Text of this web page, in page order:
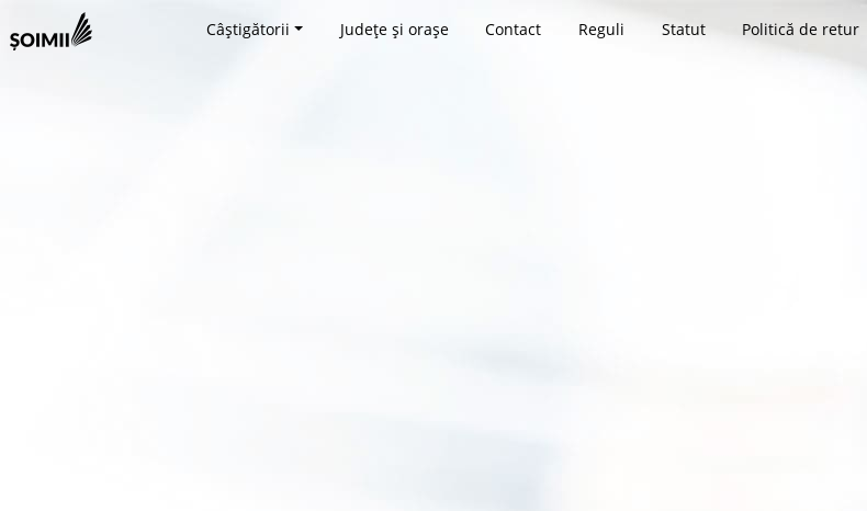
Câștigătorii Județe și orașe Contact Reguli Statut Politică de retur